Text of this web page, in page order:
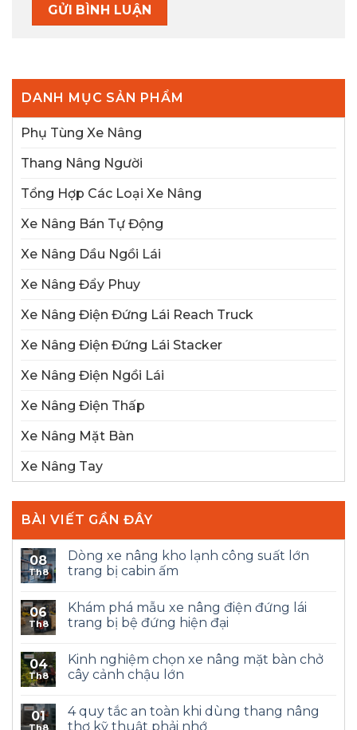
DANH MỤC SẢN PHẨM
Phụ Tùng Xe Nâng
Thang Nâng Người
Tổng Hợp Các Loại Xe Nâng
Xe Nâng Bán Tự Động
Xe Nâng Dầu Ngồi Lái
Xe Nâng Đẩy Phuy
Xe Nâng Điện Đứng Lái Reach Truck
Xe Nâng Điện Đứng Lái Stacker
Xe Nâng Điện Ngồi Lái
Xe Nâng Điện Thấp
Xe Nâng Mặt Bàn
Xe Nâng Tay
BÀI VIẾT GẦN ĐÂY
08
Th8
Dòng xe nâng kho lạnh công suất lớn
trang bị cabin ấm
06
Th8
Khám phá mẫu xe nâng điện đứng lái
trang bị bệ đứng hiện đại
04
Th8
Kinh nghiệm chọn xe nâng mặt bàn chở
cây cảnh chậu lớn
01
Th8
4 quy tắc an toàn khi dùng thang nâng
thợ kỹ thuật phải nhớ